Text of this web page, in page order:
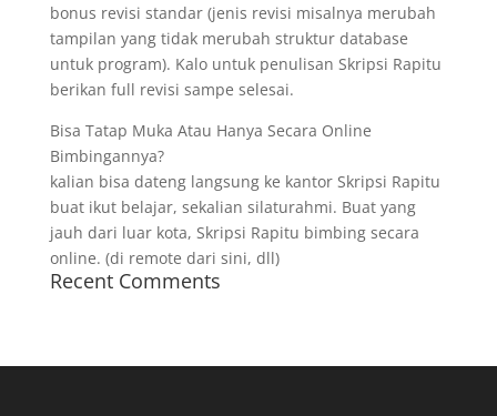
bonus revisi standar (jenis revisi misalnya merubah
tampilan yang tidak merubah struktur database
untuk program). Kalo untuk penulisan Skripsi Rapitu
berikan full revisi sampe selesai.
Bisa Tatap Muka Atau Hanya Secara Online
Bimbingannya?
kalian bisa dateng langsung ke kantor Skripsi Rapitu
buat ikut belajar, sekalian silaturahmi. Buat yang
jauh dari luar kota, Skripsi Rapitu bimbing secara
online. (di remote dari sini, dll)
Recent Comments